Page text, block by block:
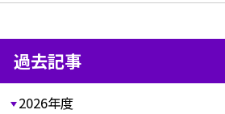
過去記事
2026年度